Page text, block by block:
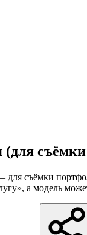
(для
для съёмки
а модель